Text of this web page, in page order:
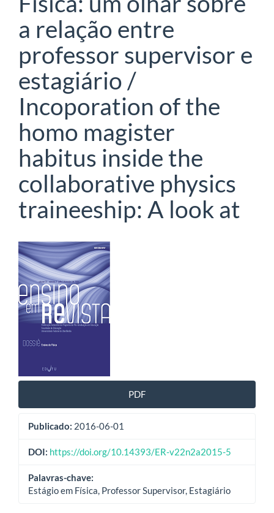
a relação entre
professor supervisor e
estagiário /
Incoporation of the
homo magister
habitus inside the
collaborative physics
traineeship: A look at
Barra
lateral
de
artigos
PDF
Publicado: 2016-06-01
DOI: https://doi.org/10.14393/ER-v22n2a2015-5
Palavras-chave:
Estágio em Física, Professor Supervisor, Estagiário